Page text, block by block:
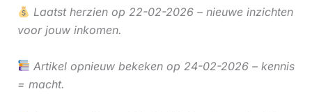
Laatst herzien op 22-02-2026 – nieuwe inzichten
voor jouw inkomen.
Artikel opnieuw bekeken op 24-02-2026 – kennis
= macht.